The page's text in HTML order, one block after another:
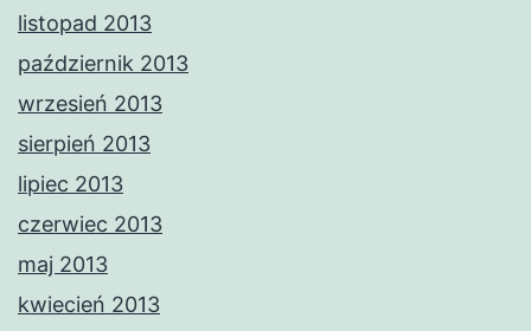
listopad 2013
październik 2013
wrzesień 2013
sierpień 2013
lipiec 2013
czerwiec 2013
maj 2013
kwiecień 2013